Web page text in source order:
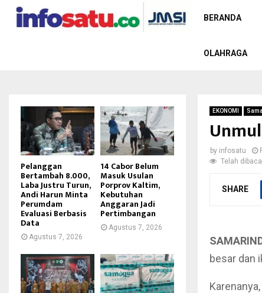
BERANDA
OLAHRAGA
EKONOMI
by infosatu
Telah
SHARE
besar dan
Pelanggan
Bertambah 8.000,
Laba Justru Turun,
Andi Harun Minta
Perumdam
Evaluasi Berbasis
Data
Agustus 7, 2026
14 Cabor Belum
Masuk Usulan
Porprov Kaltim,
Kebutuhan
Anggaran Jadi
Pertimbangan
Agustus 7, 2026